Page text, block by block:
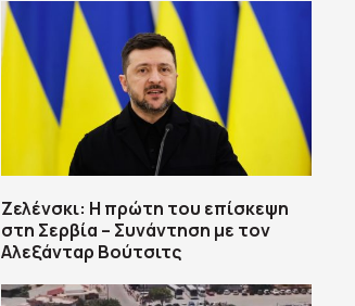
Ζελένσκι: Η πρώτη του επίσκεψη
στη Σερβία – Συνάντηση με τον
Αλεξάνταρ Βούτσιτς